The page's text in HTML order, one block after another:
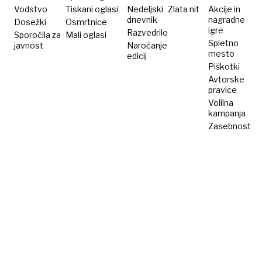
Vodstvo
Dosežki
Sporočila za
javnost
Tiskani oglasi
Osmrtnice
Mali oglasi
Nedeljski
dnevnik
Razvedrilo
Naročanje
edicij
Zlata nit
Akcije in
nagradne
igre
Spletno
mesto
Piškotki
Avtorske
pravice
Volilna
kampanja
Zasebnost